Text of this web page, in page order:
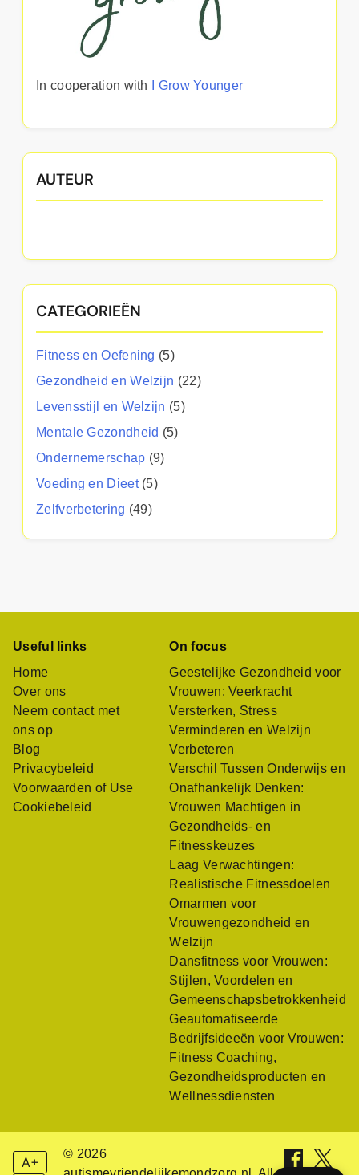
In cooperation with I Grow Younger
AUTEUR
CATEGORIEËN
Fitness en Oefening (5)
Gezondheid en Welzijn (22)
Levensstijl en Welzijn (5)
Mentale Gezondheid (5)
Ondernemerschap (9)
Voeding en Dieet(5)
Zelfverbetering (49)
Useful links
Home
Over ons
Neem contact met
ons op
Blog
Privacybeleid
Voorwaarden of Use
Cookiebeleid
On focus
Geestelijke Gezondheid voor
Vrouwen: Veerkracht
Versterken, Stress
Verminderen en Welzijn
Verbeteren
Verschil Tussen Onderwijs en
Onafhankelijk Denken:
Vrouwen Machtigen in
Gezondheids- en
Fitnesskeuzes
Laag Verwachtingen:
Realistische Fitnessdoelen
Omarmen voor
Vrouwengezondheid en
Welzijn
Dansfitness voor Vrouwen:
Stijlen, Voordelen en
Gemeenschapsbetrokkenheid
Geautomatiseerde
Bedrijfsideeën voor Vrouwen:
Fitness Coaching,
Gezondheidsproducten en
Wellnessdiensten
A+
© 2026